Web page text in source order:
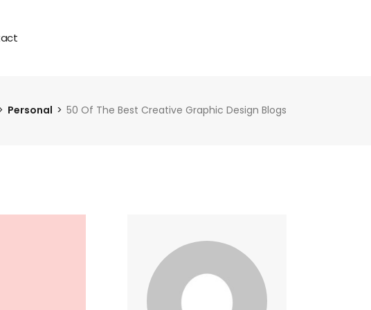
Personal 50 Of The Best Creative Graphic Design Blogs